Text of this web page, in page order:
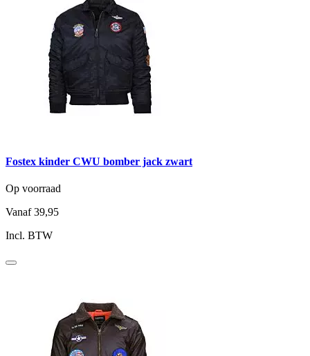
Fostex kinder CWU bomber jack zwart
Op voorraad
Vanaf 39,95
Incl. BTW